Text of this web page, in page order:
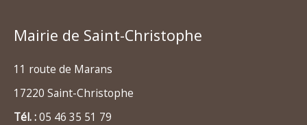
Mairie de Saint-Christophe
11 route de Marans
17220 Saint-Christophe
Tél. :05 46 35 51 79